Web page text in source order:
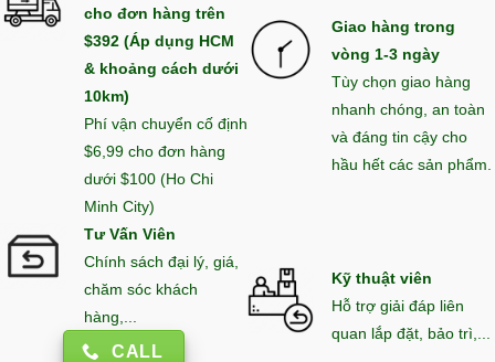
cho đơn hàng trên
$392 (Áp dụng HCM
& khoảng cách dưới
10km)
Phí vận chuyển cố định
$6,99 cho đơn hàng
dưới $100 (Ho Chi
Minh City)
Giao hàng trong
vòng 1-3 ngày
Tùy chọn giao hàng
nhanh chóng, an toàn
và đáng tin cậy cho
hầu hết các sản phẩm.
Tư Vấn Viên
Chính sách đại lý, giá,
chăm sóc khách
hàng,...
CALL
Kỹ thuật viên
Hỗ trợ giải đáp liên
quan lắp đặt, bảo trì,...